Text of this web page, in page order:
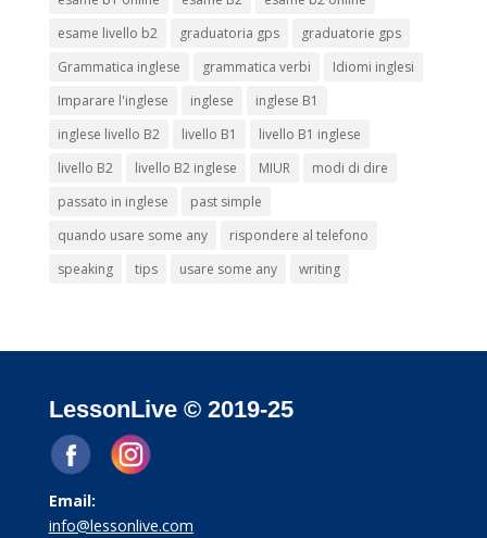
esame livello b2
graduatoria gps
graduatorie gps
Grammatica inglese
grammatica verbi
Idiomi inglesi
Imparare l'inglese
inglese
inglese B1
inglese livello B2
livello B1
livello B1 inglese
livello B2
livello B2 inglese MIUR
modi di dire
passato in inglese
past simple
quando usare some any
rispondere al telefono
speaking
tips usare some any writing
LessonLive © 2019-25
Email:
info@lessonlive.com